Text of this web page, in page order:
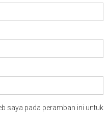
saya pada peramban ini untuk